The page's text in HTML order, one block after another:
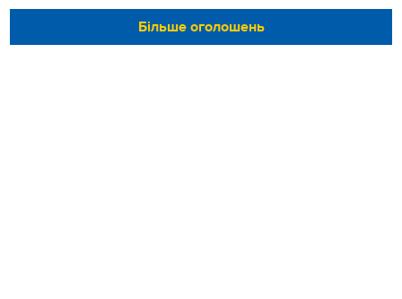
Більше оголошень